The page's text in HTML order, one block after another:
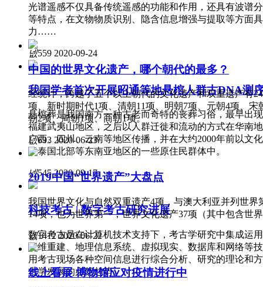
光谱遥感不仅具备传统遥感的功能和作用，还具有波谱
等特点，在文物物质识别、隐含信息增强与提取等方面
力……
넶559 2020-09-24
我国学者首次开展昭通等地悬棺人群古DNA测
悬棺葬是我国南方一种古老而奇特的丧葬习俗，最早出
福建武夷山地区，之后以人群迁徙和流动的方式在华南
广西、四川、云南等地区传播，并在大约2000年前以文
了泰国北部等东南亚地区的一些原住民群体中。
넶545 2020-09-17
科技考古 | 数字考古研究进展
数字考古是在计算机技术支持下，考古学研究中集成运
三维重建、地理信息系统、虚拟现实、数据库和网络等
用考古现场各种空间信息进行综合分析、研究的理论和
古学发展的必然趋势。
中国的世界文化遗产，哪个朝代的最多？
经统计，跨越了五个以上朝代的文化遗产和双重遗产有
项、新时期时代1项、清朝11项、明朝7项、元朝4项、宋
朝2项、周朝1项、商朝1项。
넶693 2020-06-23
2019中国“世界遗产”大盘点
我国世界文化与自然双重遗产4项，与澳大利亚并列世界
14项，也为世界第一；世界文化遗产37项（其中包含世
넶1412 2020-06-22
线上看展 博物馆应对疫情进行中